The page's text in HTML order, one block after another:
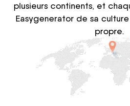
plusieurs continents, et
Easygenerator de sa
propre.